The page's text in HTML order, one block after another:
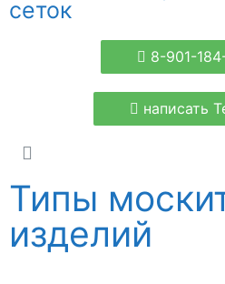
сеток
8-901-
написать
Типы
изделий